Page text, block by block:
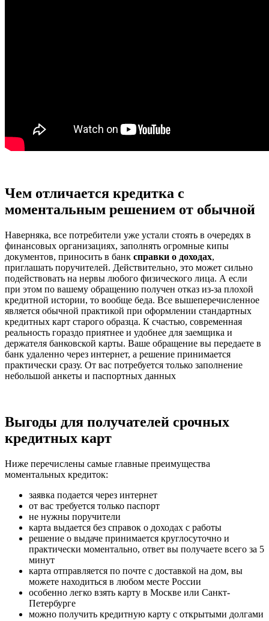
Чем отличается кредитка с
моментальным решением от обычной
Наверняка, все потребители уже устали стоять в очередях в
финансовых организациях, заполнять огромные кипы
документов, приносить в банк справки о доходах,
приглашать поручителей. Действительно, это может сильно
подействовать на нервы любого физического лица. А если
при этом по вашему обращению получен отказ из-за плохой
кредитной истории, то вообще беда. Все вышеперечисленное
является обычной практикой при оформлении стандартных
кредитных карт старого образца. К счастью, современная
реальность гораздо приятнее и удобнее для заемщика и
держателя банковской карты. Ваше обращение вы передаете в
банк удаленно через интернет, а решение принимается
практически сразу. От вас потребуется только заполнение
небольшой анкеты и паспортных данных
Выгоды для получателей срочных
кредитных карт
Ниже перечислены самые главные преимущества
моментальных кредиток:
заявка подается через интернет
от вас требуется только паспорт
не нужны поручители
карта выдается без справок о доходах с работы
решение о выдаче принимается круглосуточно и
практически моментально, ответ вы получаете всего за 5
минут
карта отправляется по почте с доставкой на дом, вы
можете находиться в любом месте России
особенно легко взять карту в Москве или Санкт-
Петербурге
можно получить кредитную карту с открытыми долгами